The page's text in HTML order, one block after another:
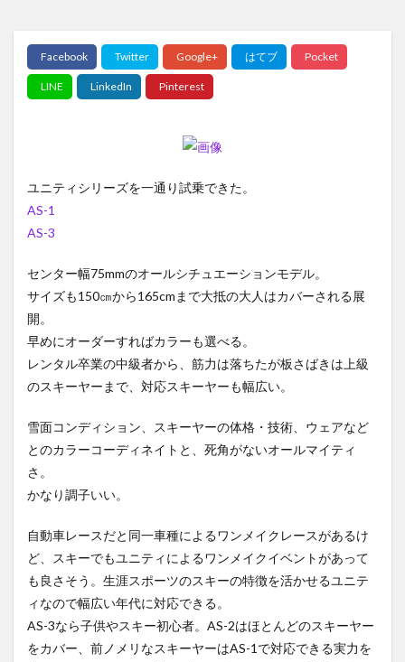
ユニティシリーズを一通り試乗できた。
AS-1
AS-3
センター幅75mmのオールシチュエーションモデル。
サイズも150㎝から165cmまで大抵の大人はカバーされる展
開。
早めにオーダーすればカラーも選べる。
レンタル卒業の中級者から、筋力は落ちたが板さばきは上級
のスキーヤーまで、対応スキーヤーも幅広い。
雪面コンディション、スキーヤーの体格・技術、ウェアなど
とのカラーコーディネイトと、死角がないオールマイティ
さ。
かなり調子いい。
自動車レースだと同一車種によるワンメイクレースがあるけ
ど、スキーでもユニティによるワンメイクイベントがあって
も良さそう。生涯スポーツのスキーの特徴を活かせるユニテ
ィなので幅広い年代に対応できる。
AS-3なら子供やスキー初心者。AS-2はほとんどのスキーヤー
をカバー、前ノメリなスキーヤーはAS-1で対応できる実力を